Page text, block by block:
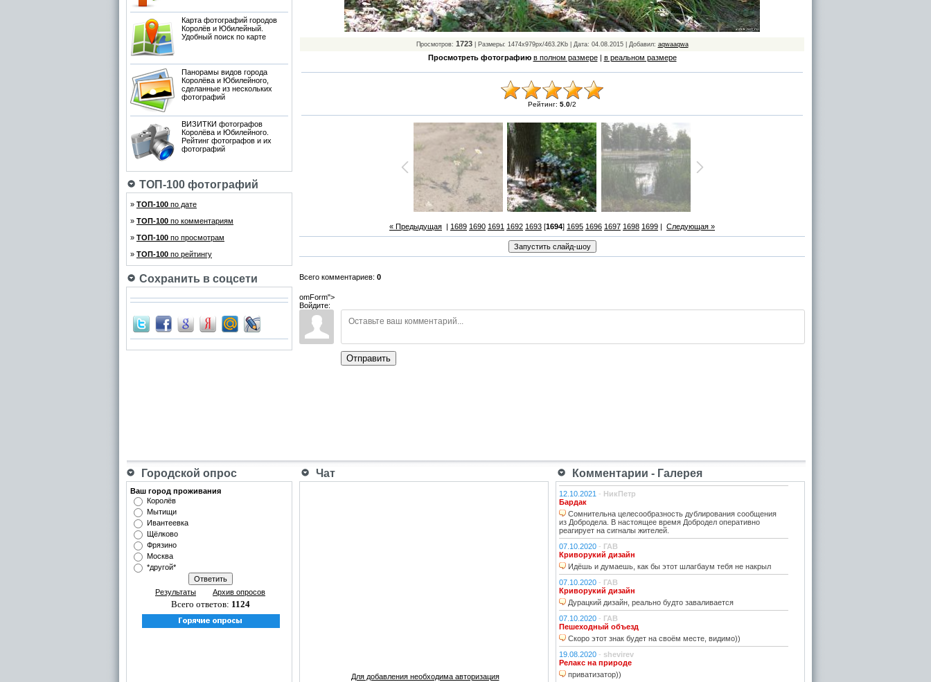
Карта фотографий городов
Королёв и Юбилейный.
Удобный поиск по карте
Панорамы видов города
Королёва и Юбилейного,
сделанные из нескольких
фотографий
ВИЗИТКИ фотографов
Королёва и Юбилейного.
Рейтинг фотографов и их
фотографий
ТОП-100 фотографий
» ТОП-100 по дате
» ТОП-100 по комментариям
» ТОП-100 по просмотрам
» ТОП-100 по рейтингу
Сохранить в соцсети
Просмотров: 1723| Размеры: 1474x979px/463.2Kb | Дата: 04.08.2015 | Добавил: aqwaaqwa
Просмотреть фотографию в полном размере| в реальном размере
Рейтинг: 5.0/2
« Предыдущая | 1689 1690 1691 1692 1693 [1694] 1695 1696 1697 1698 1699 | Следующая »
Всего комментариев: 0
omForm">
Войдите:
Отправить
Городской опрос Чат Комментарии - Галерея
Ваш город проживания
Королёв
Мытищи
Ивантеевка
Щёлково
Фрязино
Москва
*другой*
Результаты Архив опросов
Всего ответов: 1124
Для добавления необходима авторизация
12.10.2021 - НикПетр
Бардак
Сомнительна целесообразность дублирования сообщения
из Добродела. В настоящее время Добродел оперативно
реагирует на сигналы жителей.
07.10.2020 - ГАВ
Криворукий дизайн
Идёшь и думаешь, как бы этот шлагбаум тебя не накрыл
07.10.2020 - ГАВ
Криворукий дизайн
Дурацкий дизайн, реально будто заваливается
07.10.2020 - ГАВ
Пешеходный объезд
Скоро этот знак будет на своём месте, видимо))
19.08.2020 - shevirev
Релакс на природе
приватизатор))